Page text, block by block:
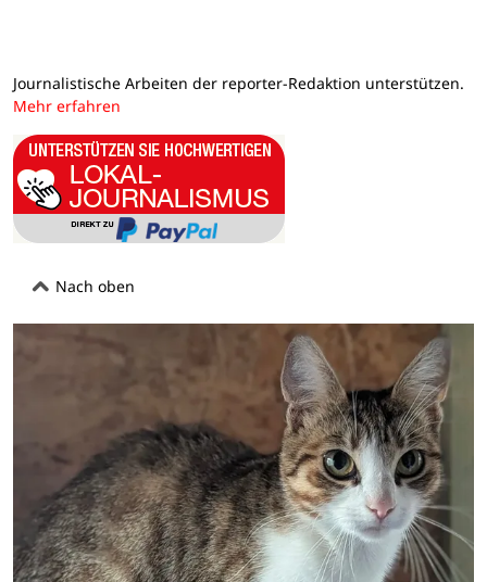
Journalistische Arbeiten der reporter-Redaktion unterstützen.
Mehr erfahren
Nach oben